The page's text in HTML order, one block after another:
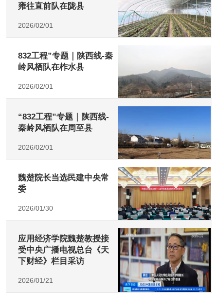
雍往直前队在陇县
2026/02/01
832工程”专题｜陕西线-秦
岭风栖队在柞水县
2026/02/01
“832工程”专题｜陕西线-
秦岭风栖队在周至县
2026/02/01
魏楚院长当选民建中央常
委
2026/01/30
应用经济学院魏楚教授接
受中央广播电视总台《天
下财经》栏目采访
2026/01/21